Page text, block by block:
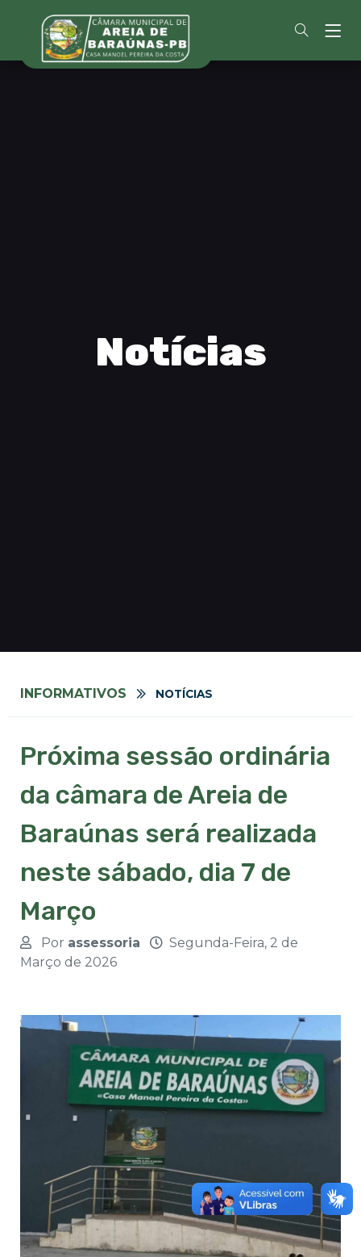
Notícias
INFORMATIVOS NOTÍCIAS
Próxima sessão ordinária
da câmara de Areia de
Baraúnas será realizada
neste sábado, dia 7 de
Março
Por assessoria
Segunda-Feira, 2 de
Março de 2026